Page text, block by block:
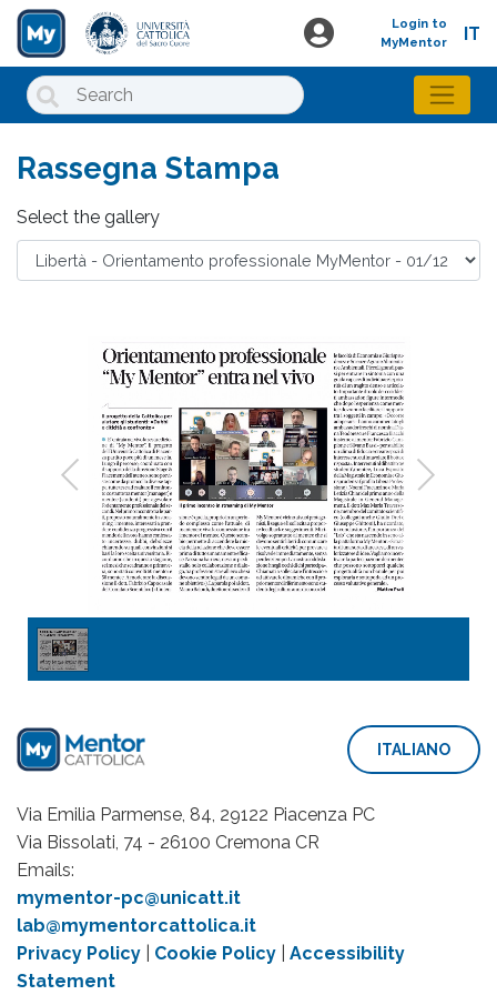
Login to
MyMentor
IT
Rassegna Stampa
Select the gallery
ITALIANO
Via Emilia Parmense, 84, 29122 Piacenza PC
Via Bissolati, 74 - 26100 Cremona CR
Emails:
mymentor-pc@unicatt.it
lab@mymentorcattolica.it
Privacy Policy
Cookie Policy
Accessibility
Statement